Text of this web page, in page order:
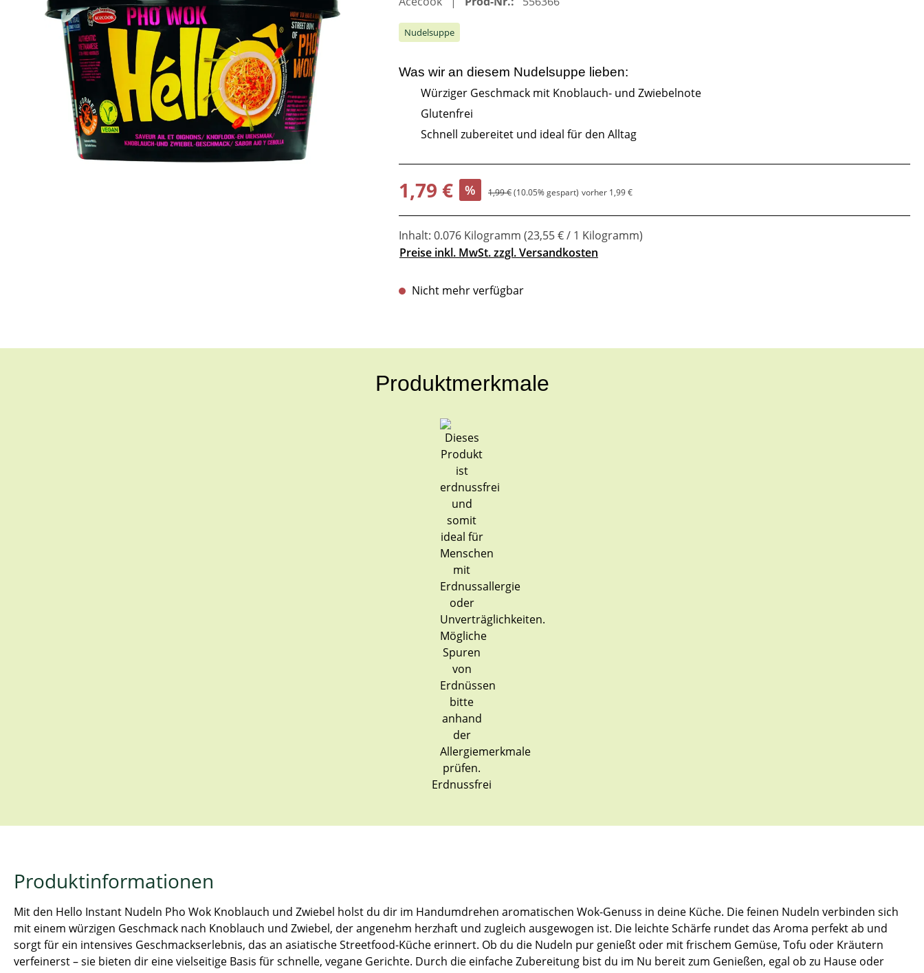
Nudelsuppe
Was wir an diesem Nudelsuppe lieben:
Würziger Geschmack mit Knoblauch- und Zwiebelnote
Glutenfrei
Schnell zubereitet und ideal für den Alltag
Verkaufspreis:
1,79 € % Regulärer Preis:
1,99 €(10.05% gespart) vorher 1,99 €
Inhalt: 0.076 Kilogramm (23,55 € / 1 Kilogramm)
Preise inkl. MwSt. zzgl. Versandkosten
Nicht mehr verfügbar
Produktmerkmale
Erdnussfrei
Produktinformationen
Mit den Hello Instant Nudeln Pho Wok Knoblauch und Zwiebel holst du dir im Handumdrehen aromatischen Wok-Genuss in deine Küche. Die feinen Nudeln verbinden sich
mit einem würzigen Geschmack nach Knoblauch und Zwiebel, der angenehm herzhaft und zugleich ausgewogen ist. Die leichte Schärfe rundet das Aroma perfekt ab und
sorgt für ein intensives Geschmackserlebnis, das an asiatische Streetfood-Küche erinnert. Ob du die Nudeln pur genießt oder mit frischem Gemüse, Tofu oder Kräutern
verfeinerst – sie bieten dir eine vielseitige Basis für schnelle, vegane Gerichte. Durch die einfache Zubereitung bist du im Nu bereit zum Genießen, egal ob zu Hause oder